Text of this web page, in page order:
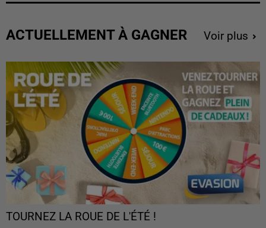
ACTUELLEMENT À GAGNER Voir plus
TOURNEZ LA ROUE DE L'ÉTÉ !